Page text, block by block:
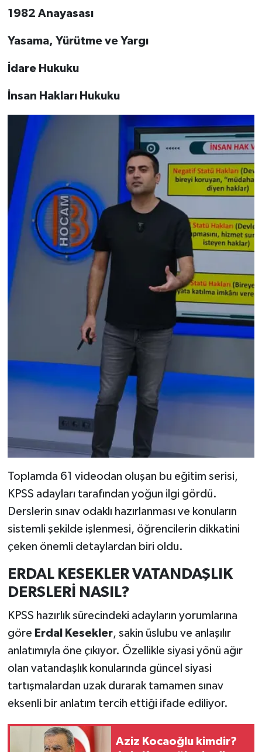
1982 Anayasası
Yasama, Yürütme ve Yargı
İdare Hukuku
İnsan Hakları Hukuku
Toplamda 61 videodan oluşan bu eğitim serisi,
KPSS adayları tarafından yoğun ilgi gördü.
Derslerin sınav odaklı hazırlanması ve konuların
sistemli şekilde işlenmesi, öğrencilerin dikkatini
çeken önemli detaylardan biri oldu.
ERDAL KESEKLER VATANDAŞLIK
DERSLERİ NASIL?
KPSS hazırlık sürecindeki adayların yorumlarına
göre Erdal Kesekler, sakin üslubu ve anlaşılır
anlatımıyla öne çıkıyor. Özellikle siyasi yönü ağır
olan vatandaşlık konularında güncel siyasi
tartışmalardan uzak durarak tamamen sınav
eksenli bir anlatım tercih ettiği ifade ediliyor.
Aziz Kocaoğlu kimdir?